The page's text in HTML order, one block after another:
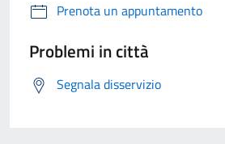
Prenota un appuntamento
Problemi in città
Segnala disservizio